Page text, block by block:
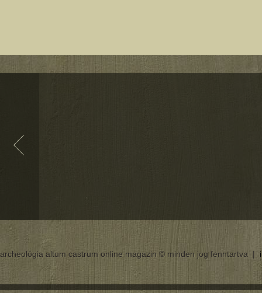
archeológia altum castrum online magazin © minden jog fenntartva |